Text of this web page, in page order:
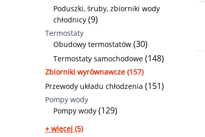
Poduszki, śruby, zbiorniki wody
chłodnicy (9)
Termostaty
Obudowy termostatów (30)
Termostaty samochodowe (148)
Zbiorniki wyrównawcze (157)
Przewody układu chłodzenia (151)
Pompy wody
Pompy wody (129)
+ więcej (5)